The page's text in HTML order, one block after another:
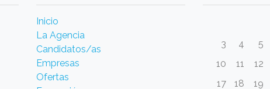
Inicio
La Agencia
Candidatos/as
Empresas
Ofertas
3
4 5
10
11 12
17
18 19